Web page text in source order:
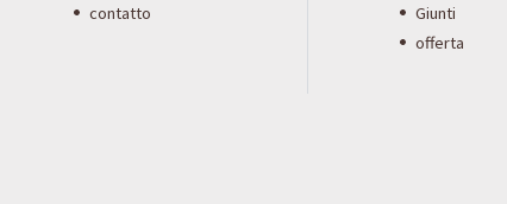
contatto
Giunti
offerta